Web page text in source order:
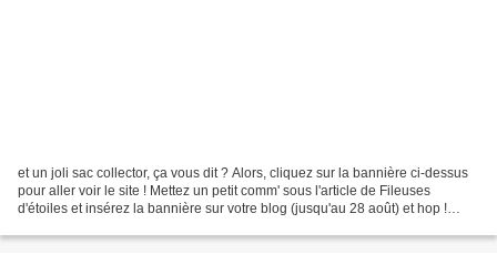
et un joli sac collector, ça vous dit ? Alors, cliquez sur la bannière ci-dessus
pour aller voir le site ! Mettez un petit comm' sous l'article de Fileuses
d'étoiles et insérez la bannière sur votre blog (jusqu'au 28 août) et hop !